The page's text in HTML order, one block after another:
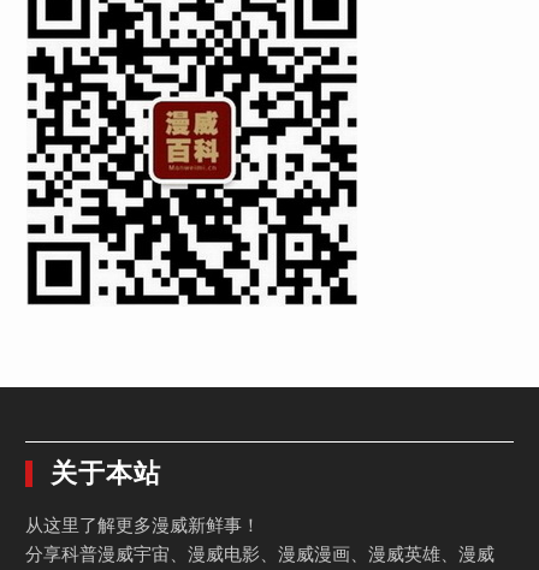
关于本站
从这里了解更多漫威新鲜事！
分享科普漫威宇宙、漫威电影、漫威漫画、漫威英雄、漫威